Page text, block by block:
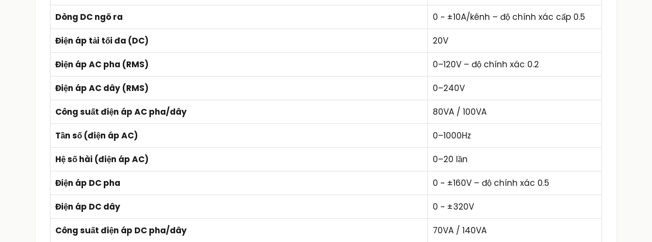
Dòng DC ngõ ra 0 ~ ±10A/kênh – độ chính xác cấp 0.5
Điện áp tải tối đa (DC) 20V
Điện áp AC pha (RMS) 0–120V – độ chính xác 0.2
Điện áp AC dây (RMS) 0–240V
Công suất điện áp AC pha/dây 80VA / 100VA
Tần số (điện áp AC) 0–1000Hz
Hệ số hài (điện áp AC) 0–20 lần
Điện áp DC pha 0 ~ ±160V – độ chính xác 0.5
Điện áp DC dây 0 ~ ±320V
Công suất điện áp DC pha/dây 70VA / 140VA